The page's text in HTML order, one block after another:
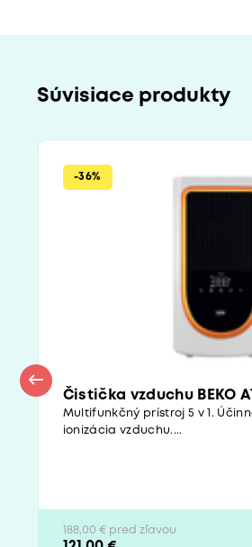
Súvisiace produkty
-36%
Čistička vzduchu BEKO
Multifunkčný prístroj 5 v 1.
ionizácia vzduchu....
188,00 € pred zľavou